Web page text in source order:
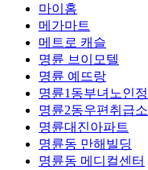
마이홈
메가마트
메트로 캐슬
명륜 브이모텔
명륜 예뜨랑
명륜1동부녀노인정
명륜2동우편취급소
명륜대진아파트
명륜동 만해빌딩
명륜동 메디컬센터